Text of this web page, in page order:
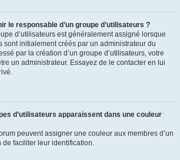
le responsable d’un groupe d’utilisateurs ?
d’utilisateurs est généralement assigné lorsque
sont initialement créés par un administrateur du
par la création d’un groupe d’utilisateurs, votre
un administrateur. Essayez de le contacter en lui
d’utilisateurs apparaissent dans une couleur
peuvent assigner une couleur aux membres d’un
de faciliter leur identification.